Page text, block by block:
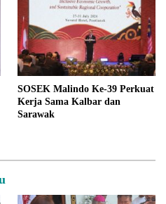
SOSEK Malindo Ke-39 Perkuat
Kerja Sama Kalbar dan
Sarawak